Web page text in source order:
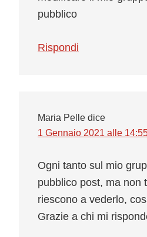
pubblico
Rispondi
Maria Pelle dice
1 Gennaio 2021 alle
Ogni tanto sul mio
pubblico post, ma non
riescono a vederlo,
Grazie a chi mi